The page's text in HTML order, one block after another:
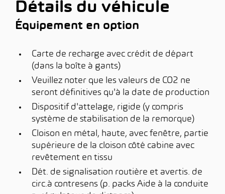
Détails du véhicule
Équipement en option
Carte de recharge avec crédit de départ
(dans la boîte à gants)
Veuillez noter que les valeurs de CO2 ne
seront définitives qu'à la date de production
Dispositif d'attelage, rigide (y compris
système de stabilisation de la remorque)
Cloison en métal, haute, avec fenêtre, partie
supérieure de la cloison côté cabine avec
revêtement en tissu
Dét. de signalisation routière et avertis. de
circ.à contresens (p. packs Aide à la conduite